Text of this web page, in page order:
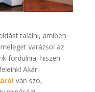
találni, amiben
varázsol az
fordulnia, hiszen
Akár
van szó,